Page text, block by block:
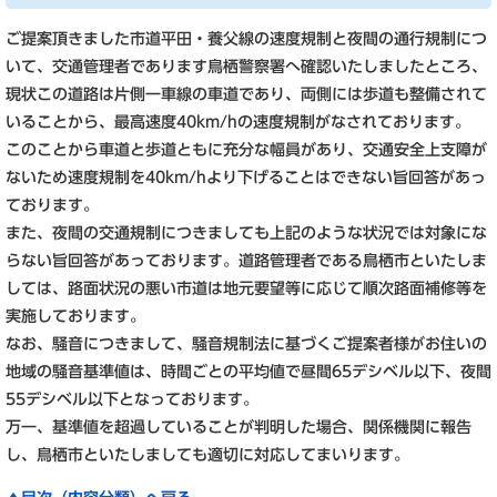
ご提案頂きました市道平田・養父線の速度規制と夜間の通行規制につ
いて、交通管理者であります鳥栖警察署へ確認いたしましたところ、
現状この道路は片側一車線の車道であり、両側には歩道も整備されて
いることから、最高速度40km/hの速度規制がなされております。
このことから車道と歩道ともに充分な幅員があり、交通安全上支障が
ないため速度規制を40km/hより下げることはできない旨回答があっ
ております。
また、夜間の交通規制につきましても上記のような状況では対象にな
らない旨回答があっております。道路管理者である鳥栖市といたしま
しては、路面状況の悪い市道は地元要望等に応じて順次路面補修等を
実施しております。
なお、騒音につきまして、騒音規制法に基づくご提案者様がお住いの
地域の騒音基準値は、時間ごとの平均値で昼間65デシベル以下、夜間
55デシベル以下となっております。
万一、基準値を超過していることが判明した場合、関係機関に報告
し、鳥栖市といたしましても適切に対応してまいります。